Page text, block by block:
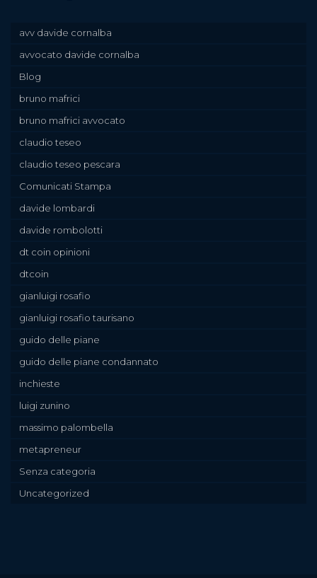
avv davide cornalba
avvocato davide cornalba
Blog
bruno mafrici
bruno mafrici avvocato
claudio teseo
claudio teseo pescara
Comunicati Stampa
davide lombardi
davide rombolotti
dt coin opinioni
dtcoin
gianluigi rosafio
gianluigi rosafio taurisano
guido delle piane
guido delle piane condannato
inchieste
luigi zunino
massimo palombella
metapreneur
Senza categoria
Uncategorized